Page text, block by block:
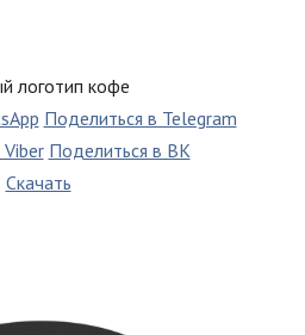
логотип кофе
Поделиться в Telegram
Поделиться в ВК
Скачать